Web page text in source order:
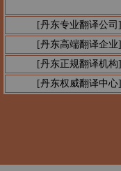
[丹东专业翻译公司]
[丹东高端翻译企业]
[丹东正规翻译机构]
[丹东权威翻译中心]